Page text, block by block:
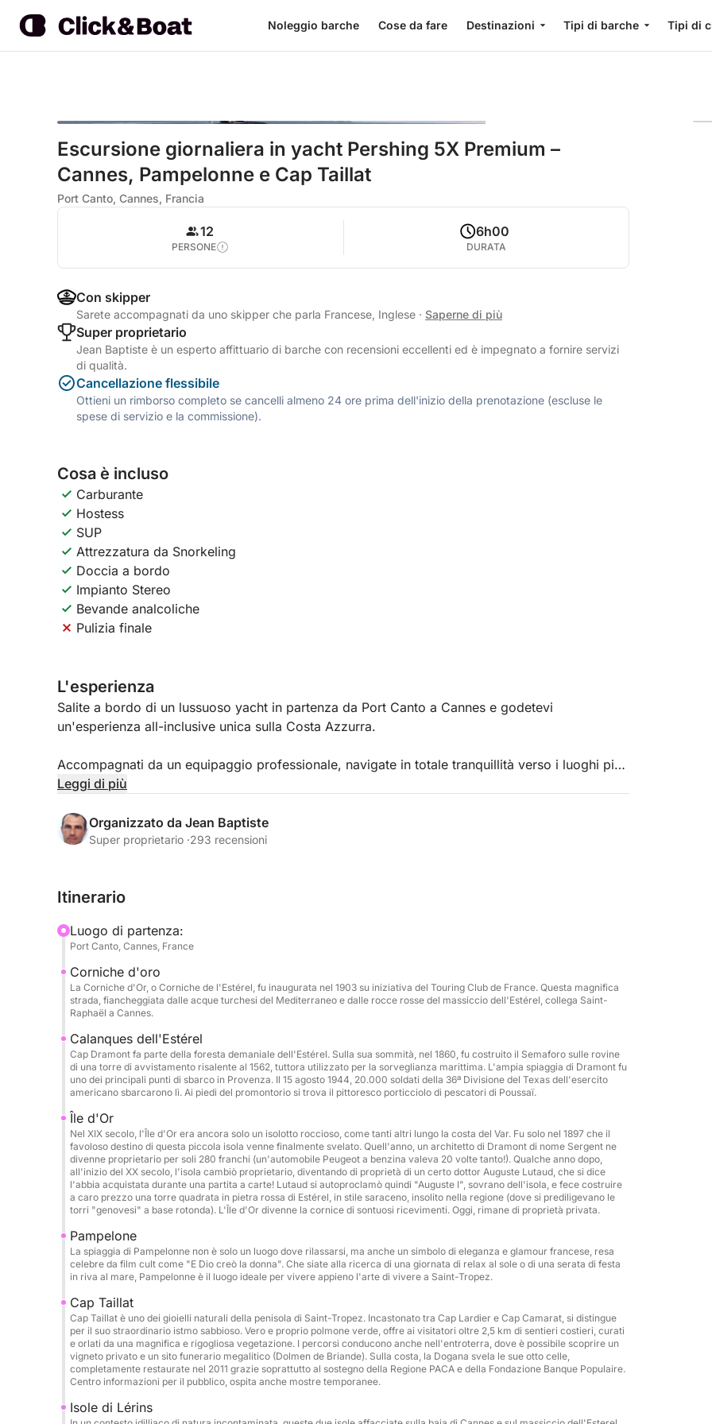
Noleggio barche Cose da fare Destinazioni Tipi di barche Tipi di
Escursione giornaliera in yacht Pershing 5X Premium –
Cannes, Pampelonne e Cap Taillat
Port Canto, Cannes, Francia
12
PERSONE
6h00
DURATA
Con skipper
Sarete accompagnati da uno skipper che parla Francese, Inglese · Saperne di più
Super proprietario
Jean Baptiste è un esperto affittuario di barche con recensioni eccellenti ed è impegnato a fornire servizi
di qualità.
Cancellazione flessibile
Ottieni un rimborso completo se cancelli almeno 24 ore prima dell'inizio della prenotazione (escluse le
spese di servizio e la commissione).
Cosa è incluso
Carburante
Hostess
SUP
Attrezzatura da Snorkeling
Doccia a bordo
Impianto Stereo
Bevande analcoliche
Pulizia finale
L'esperienza
Salite a bordo di un lussuoso yacht in partenza da Port Canto a Cannes e godetevi
un'esperienza all-inclusive unica sulla Costa Azzurra.
Accompagnati da un equipaggio professionale, navigate in totale tranquillità verso i luoghi più
suggestivi della regione: acque turchesi, calette appartate e destinazioni iconiche.
Spazioso e perfettamente attrezzato, il Pershing X5 offre il massimo comfort con ampie zone
relax, perfette per prendere il sole, cenare in compagnia o praticare sport acquatici.
Skipper e equipaggio professionisti (inclusa hostess)
Bibite analcoliche
Paddleboarding e snorkeling
Attrezzatura di sicurezza completa
Extra e opzioni (da pagare al porto):
Seabob: €80 a prenotazione
Wakeboard: €50 al giorno
Donut: €50 a prenotazione
Fotografo/drone su richiesta
Catering/pranzo a bordo: €50 a persona
Telo mare: €5 al giorno
Cuoco: €250 al giorno
Itinerari possibili:
Saint-Tropez
Isole di Porquerolles e Port-Cros
Calette selvagge del Massiccio dell'Esterel
Corsica e Sardegna su richiesta
Ideale per:
Addii al celibato/nubilato • Compleanni • Gite private • Team building
Leggi di più
Organizzato da Jean Baptiste
Super proprietario ·293 recensioni
Itinerario
Luogo di partenza:
Port Canto, Cannes, France
Corniche d'oro
La Corniche d'Or, o Corniche de l'Estérel, fu inaugurata nel 1903 su iniziativa del Touring Club de France. Questa magnifica
strada, fiancheggiata dalle acque turchesi del Mediterraneo e dalle rocce rosse del massiccio dell'Estérel, collega Saint-
Raphaël a Cannes.
Calanques dell'Estérel
Cap Dramont fa parte della foresta demaniale dell'Estérel. Sulla sua sommità, nel 1860, fu costruito il Semaforo sulle rovine
di una torre di avvistamento risalente al 1562, tuttora utilizzato per la sorveglianza marittima. L'ampia spiaggia di Dramont fu
uno dei principali punti di sbarco in Provenza. Il 15 agosto 1944, 20.000 soldati della 36ª Divisione del Texas dell'esercito
americano sbarcarono lì. Ai piedi del promontorio si trova il pittoresco porticciolo di pescatori di Poussaï.
Île d'Or
Nel XIX secolo, l'Île d'Or era ancora solo un isolotto roccioso, come tanti altri lungo la costa del Var. Fu solo nel 1897 che il
favoloso destino di questa piccola isola venne finalmente svelato. Quell'anno, un architetto di Dramont di nome Sergent ne
divenne proprietario per soli 280 franchi (un'automobile Peugeot a benzina valeva 20 volte tanto!). Qualche anno dopo,
all'inizio del XX secolo, l'isola cambiò proprietario, diventando di proprietà di un certo dottor Auguste Lutaud, che si dice
l'abbia acquistata durante una partita a carte! Lutaud si autoproclamò quindi "Auguste I", sovrano dell'isola, e fece costruire
a caro prezzo una torre quadrata in pietra rossa di Estérel, in stile saraceno, insolito nella regione (dove si prediligevano le
torri "genovesi" a base rotonda). L'Île d'Or divenne la cornice di sontuosi ricevimenti. Oggi, rimane di proprietà privata.
Pampelone
La spiaggia di Pampelonne non è solo un luogo dove rilassarsi, ma anche un simbolo di eleganza e glamour francese, resa
celebre da film cult come "E Dio creò la donna". Che siate alla ricerca di una giornata di relax al sole o di una serata di festa
in riva al mare, Pampelonne è il luogo ideale per vivere appieno l'arte di vivere a Saint-Tropez.
Cap Taillat
Cap Taillat è uno dei gioielli naturali della penisola di Saint-Tropez. Incastonato tra Cap Lardier e Cap Camarat, si distingue
per il suo straordinario istmo sabbioso. Vero e proprio polmone verde, offre ai visitatori oltre 2,5 km di sentieri costieri, curati
e orlati da una magnifica e rigogliosa vegetazione. I percorsi conducono anche nell'entroterra, dove è possibile scoprire un
vigneto privato e un sito funerario megalitico (Dolmen de Briande). Sulla costa, la Dogana svela le sue otto celle,
completamente restaurate nel 2011 grazie soprattutto al sostegno della Regione PACA e della Fondazione Banque Populaire.
Centro informazioni per il pubblico, ospita anche mostre temporanee.
Isole di Lérins